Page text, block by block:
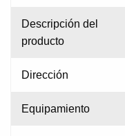
Descripción del
producto
Dirección
Equipamiento